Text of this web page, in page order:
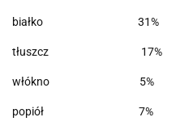
białko 31%
tłuszcz 17%
włókno 5%
popiół 7%